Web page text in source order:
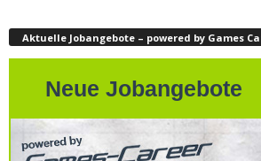
Aktuelle Jobangebote – powered by Games